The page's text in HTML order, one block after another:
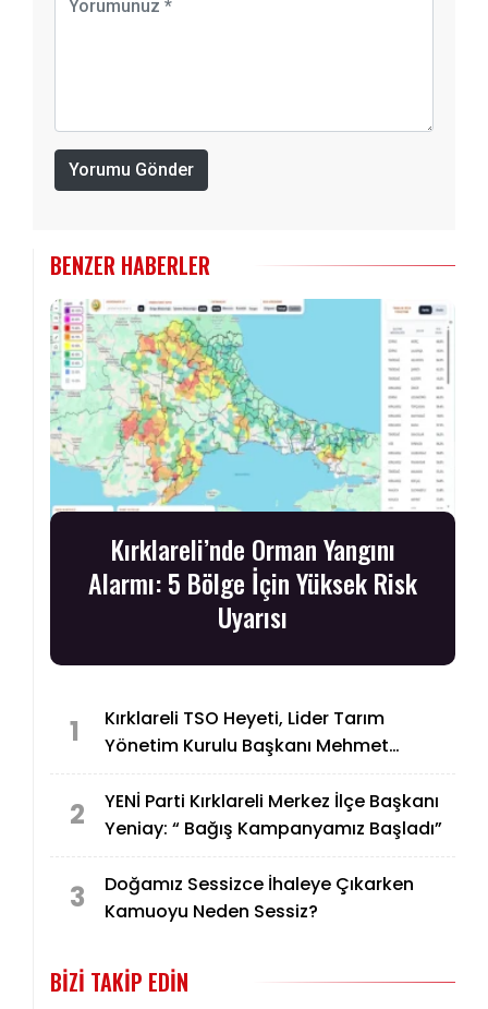
Yorumu Gönder
BENZER HABERLER
Kırklareli’nde Orman Yangını
Alarmı: 5 Bölge İçin Yüksek Risk
Uyarısı
1
Kırklareli TSO Heyeti, Lider Tarım
Yönetim Kurulu Başkanı Mehmet
2
YENİ Parti Kırklareli Merkez İlçe Başkanı
Yeniay: “ Bağış Kampanyamız Başladı”
3
Doğamız Sessizce İhaleye Çıkarken
Kamuoyu Neden Sessiz?
BIZI TAKIP EDIN